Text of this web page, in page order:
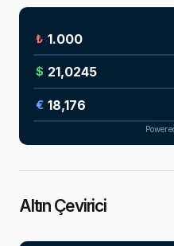
₺
$
€
Altın Çevirici